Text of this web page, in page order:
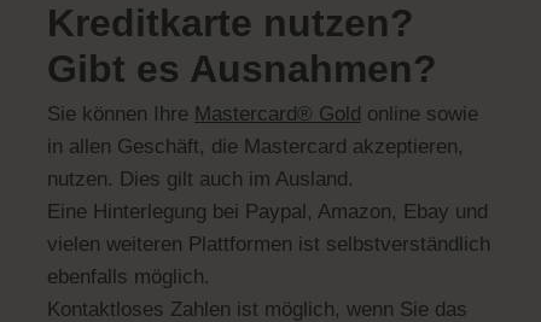
Kreditkarte nutzen?
Gibt es Ausnahmen?
Sie können Ihre Mastercard® Gold online sowie
in allen Geschäft, die Mastercard akzeptieren,
nutzen. Dies gilt auch im Ausland.
Eine Hinterlegung bei Paypal, Amazon, Ebay und
vielen weiteren Plattformen ist selbstverständlich
ebenfalls möglich.
Kontaktloses Zahlen ist möglich, wenn Sie das